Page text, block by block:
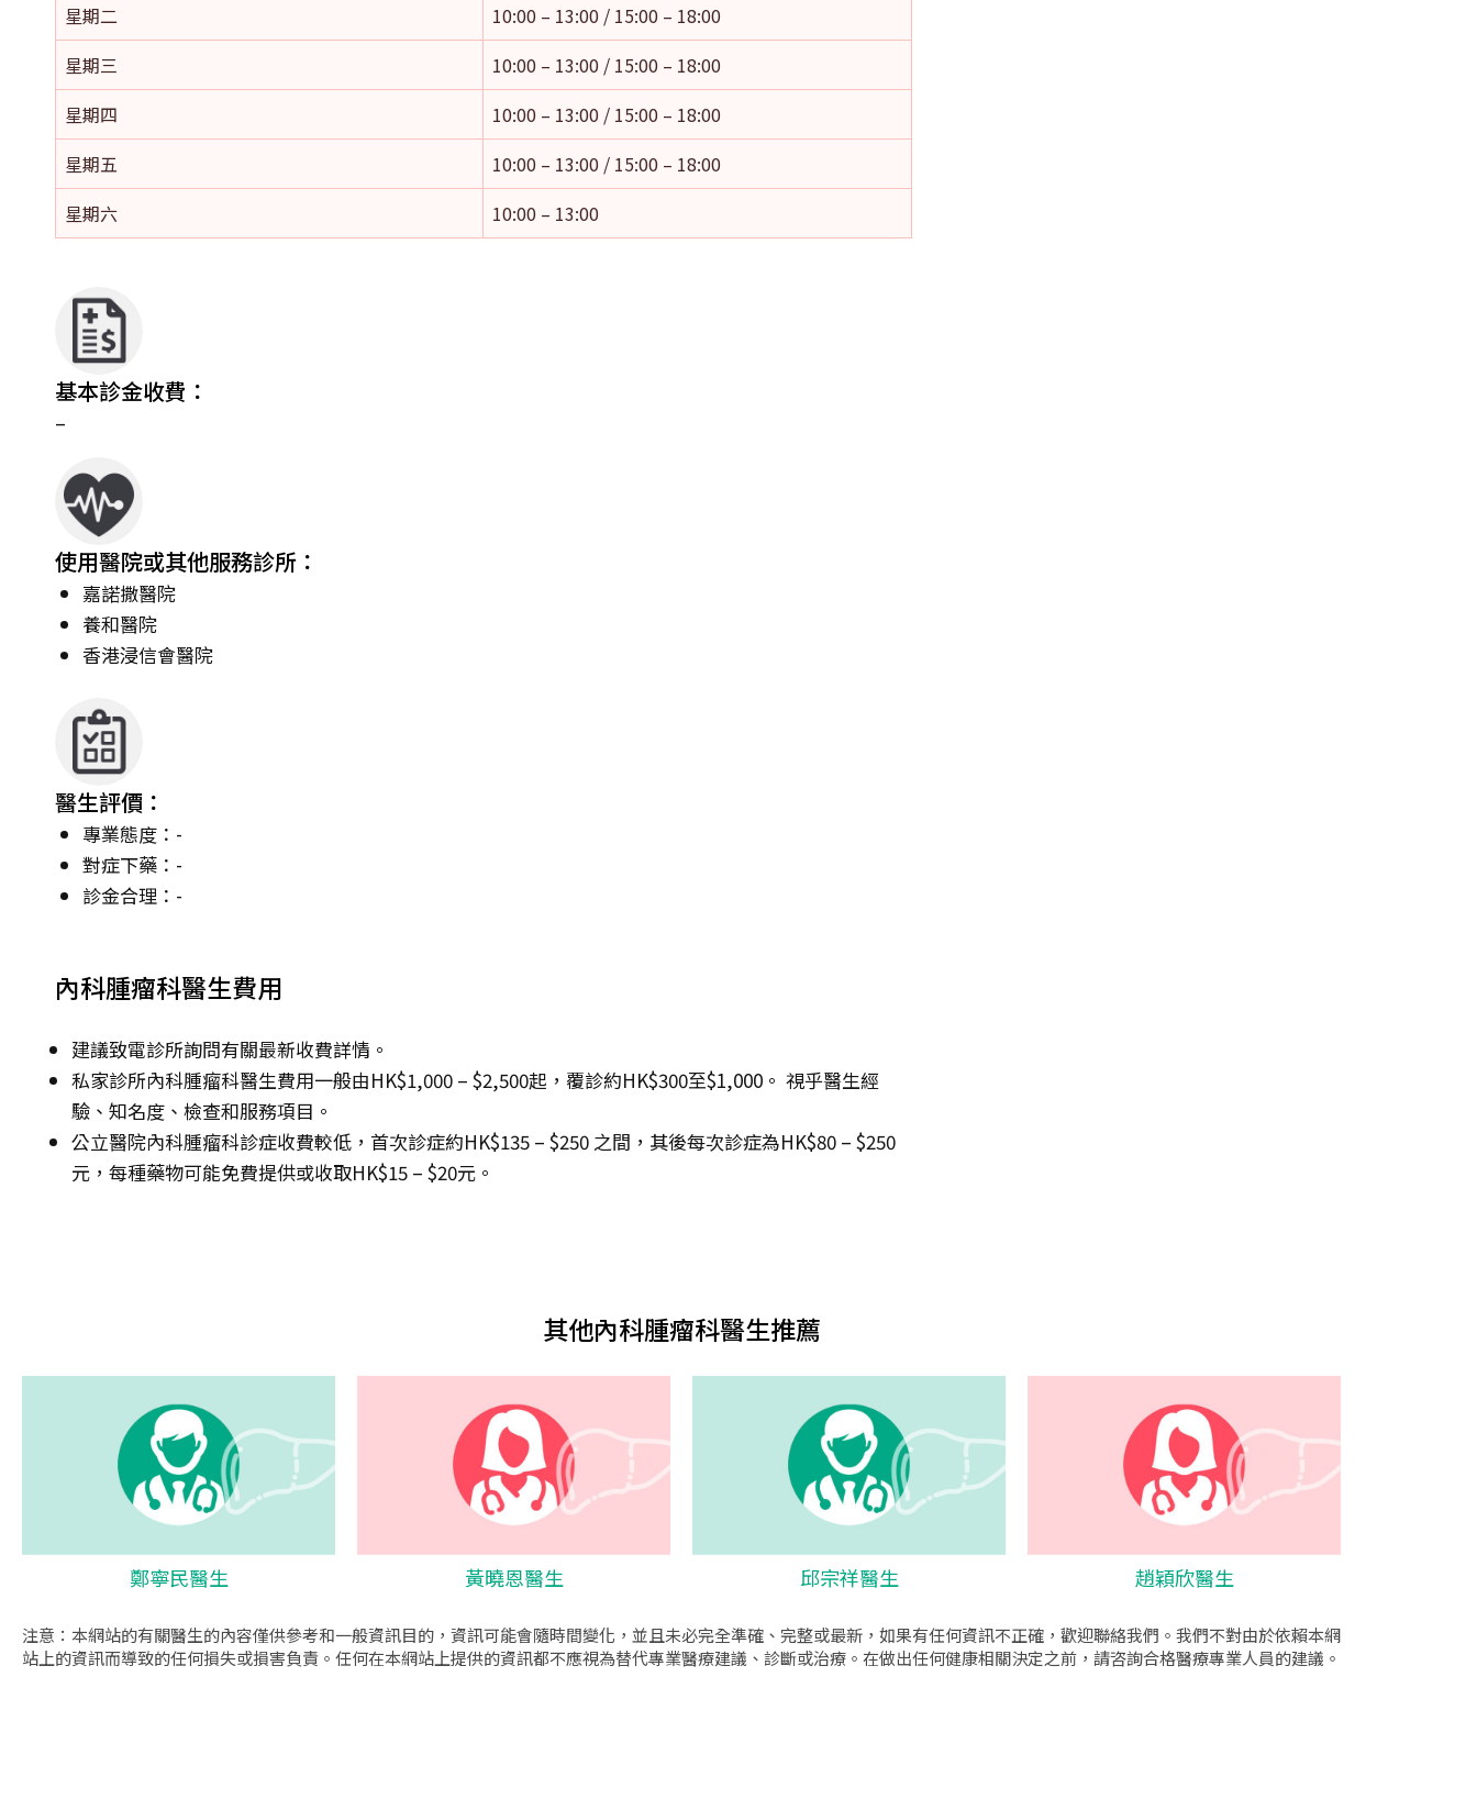
星期二
10:00 – 13:00 / 15:00 – 18:00
星期三
10:00 – 13:00 / 15:00 – 18:00
星期四
10:00 – 13:00 / 15:00 – 18:00
星期五
10:00 – 13:00 / 15:00 – 18:00
星期六
10:00 – 13:00
基本診金收費：
–
使用醫院或其他服務診所：
嘉諾撒醫院
養和醫院
香港浸信會醫院
醫生評價：
專業態度：-
對症下藥：-
診金合理：-
內科腫瘤科醫生費用
建議致電診所詢問有關最新收費詳情。
私家診所內科腫瘤科醫生費用一般由HK$1,000 – $2,500起，覆診約HK$300至$1,000。 視乎醫生經
驗、知名度、檢查和服務項目。
公立醫院內科腫瘤科診症收費較低，首次診症約HK$135 – $250 之間，其後每次診症為HK$80 – $250
元，每種藥物可能免費提供或收取HK$15 – $20元。
其他內科腫瘤科醫生推薦
鄭寧民醫生 黃曉恩醫生 邱宗祥醫生 趙穎欣醫生
注意：本網站的有關醫生的內容僅供參考和一般資訊目的，資訊可能會隨時間變化，並且未必完全準確、完整或最新，如果有任何資訊不正確，歡迎聯絡我們。我們不對由於依賴本網
站上的資訊而導致的任何損失或損害負責。任何在本網站上提供的資訊都不應視為替代專業醫療建議、診斷或治療。在做出任何健康相關決定之前，請咨詢合格醫療專業人員的建議。